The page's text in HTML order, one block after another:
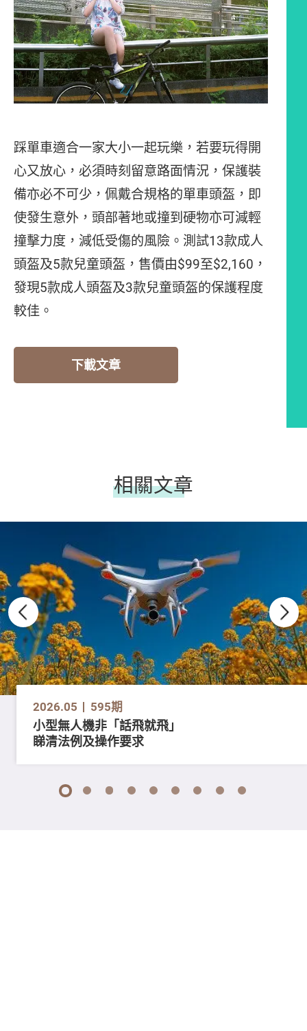
踩單車適合一家大小一起玩樂，若要玩得開
心又放心，必須時刻留意路面情況，保護裝
備亦必不可少，佩戴合規格的單車頭盔，即
使發生意外，頭部著地或撞到硬物亦可減輕
撞擊力度，減低受傷的風險。測試13款成人
頭盔及5款兒童頭盔，售價由$99至$2,160，
發現5款成人頭盔及3款兒童頭盔的保護程度
較佳。
下載文章
相關文章
2026.05 595期
小型無人機非「話飛就飛」
睇清法例及操作要求
1 2 3 4 5 6 7 8 9